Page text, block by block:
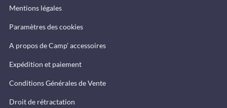
Mentions légales
Paramètres des cookies
A propos de Camp’ accessoires
Expédition et paiement
Conditions Générales de Vente
Droit de rétractation